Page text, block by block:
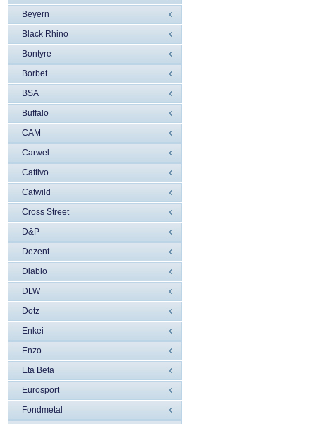
Beyern
Black Rhino
Bontyre
Borbet
BSA
Buffalo
CAM
Carwel
Cattivo
Catwild
Cross Street
D&P
Dezent
Diablo
DLW
Dotz
Enkei
Enzo
Eta Beta
Eurosport
Fondmetal